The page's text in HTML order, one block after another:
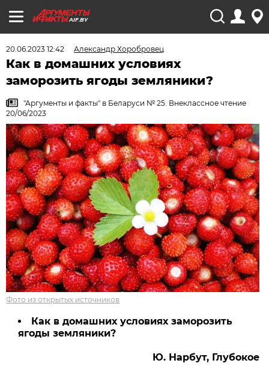
AIF.BY
20.06.2023 12:42 Александр Хоробровец
Как в домашних условиях
заморозить ягоды земляники?
"Аргументы и факты" в Беларуси № 25. Внеклассное чтение
20/06/2023
Фото из открытых источников
Как в домашних условиях заморозить
ягоды земляники?
Ю. Нарбут, Глубокое